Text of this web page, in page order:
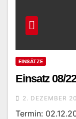
EINSÄTZE
Einsatz 08/22
2. DEZEMBER
Termin: